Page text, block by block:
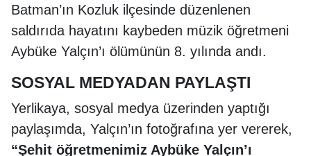
Batman’ın Kozluk ilçesinde düzenlenen
saldırıda hayatını kaybeden müzik öğretmeni
Aybüke Yalçın’ı ölümünün 8. yılında andı.
SOSYAL MEDYADAN PAYLAŞTI
Yerlikaya, sosyal medya üzerinden yaptığı
paylaşımda, Yalçın’ın fotoğrafına yer vererek,
“Şehit öğretmenimiz Aybüke Yalçın’ı